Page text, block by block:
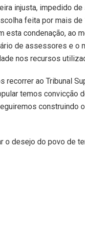
injusta, impedido
feita por mais
esta condenação, ao
de assessores e o
nos recursos
ao Tribunal
temos convicção
construindo
desejo do povo de